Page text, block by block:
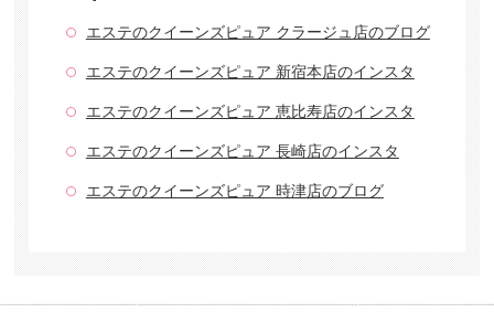
エステのクイーンズピュア クラージュ店のブログ
エステのクイーンズピュア 新宿本店のインスタ
エステのクイーンズピュア 恵比寿店のインスタ
エステのクイーンズピュア 長崎店のインスタ
エステのクイーンズピュア 時津店のブログ